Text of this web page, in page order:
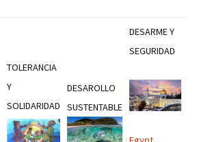
TOLERANCIA
Y
SOLIDARIDAD
DESAROLLO
SUSTENTABLE
DESARME Y
SEGURIDAD